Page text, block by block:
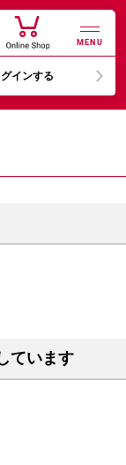
MENU
グインする
ています